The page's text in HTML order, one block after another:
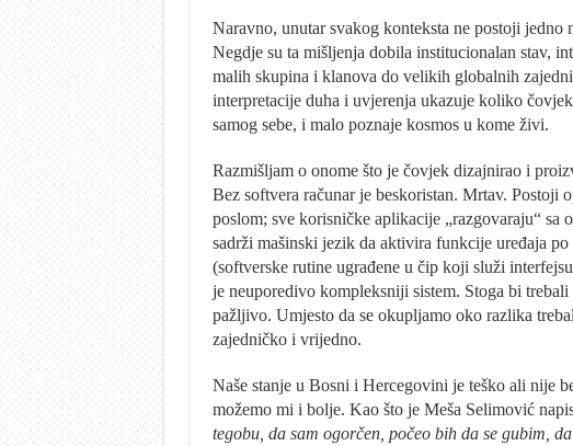
Naravno, unutar svakog konteksta ne postoji
Negdje su ta mišljenja dobila institucionalan stav,
malih skupina i klanova do velikih globalnih
interpretacije duha i uvjerenja ukazuje koliko
samog sebe, i malo poznaje kosmos u kome živi.
Razmišljam o onome što je čovjek dizajnirao i
Bez softvera računar je beskoristan. Mrtav. Postoji
poslom; sve korisničke aplikacije „razgovaraju“
sadrži mašinski jezik da aktivira funkcije uređaja
(softverske rutine ugrađene u čip koji služi
je neuporedivo kompleksniji sistem. Stoga bi
pažljivo. Umjesto da se okupljamo oko razlika
zajedničko i vrijedno.
Naše stanje u Bosni i Hercegovini je teško ali nije
možemo mi i bolje. Kao što je Meša Selimović
tegobu, da sam ogorčen, počeo bih da se gubim,